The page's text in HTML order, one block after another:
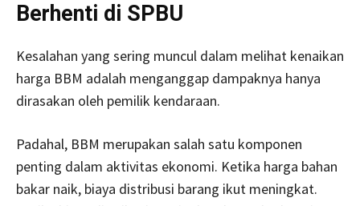
Berhenti di SPBU
Kesalahan yang sering muncul dalam melihat kenaikan
harga BBM adalah menganggap dampaknya hanya
dirasakan oleh pemilik kendaraan.
Padahal, BBM merupakan salah satu komponen
penting dalam aktivitas ekonomi. Ketika harga bahan
bakar naik, biaya distribusi barang ikut meningkat.